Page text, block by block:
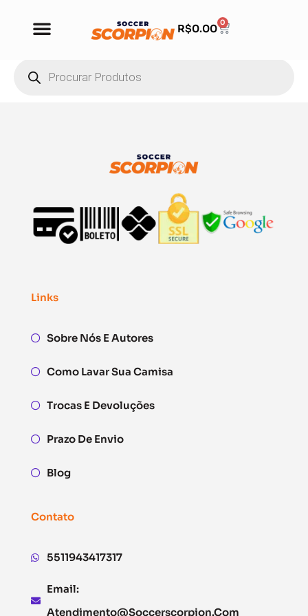
R$0.00 0
Links
Sobre Nós E Autores
Como Lavar Sua Camisa
Trocas E Devoluções
Prazo De Envio
Blog
Contato
5511943417317
Email:
Atendimento@soccerscorpion.com